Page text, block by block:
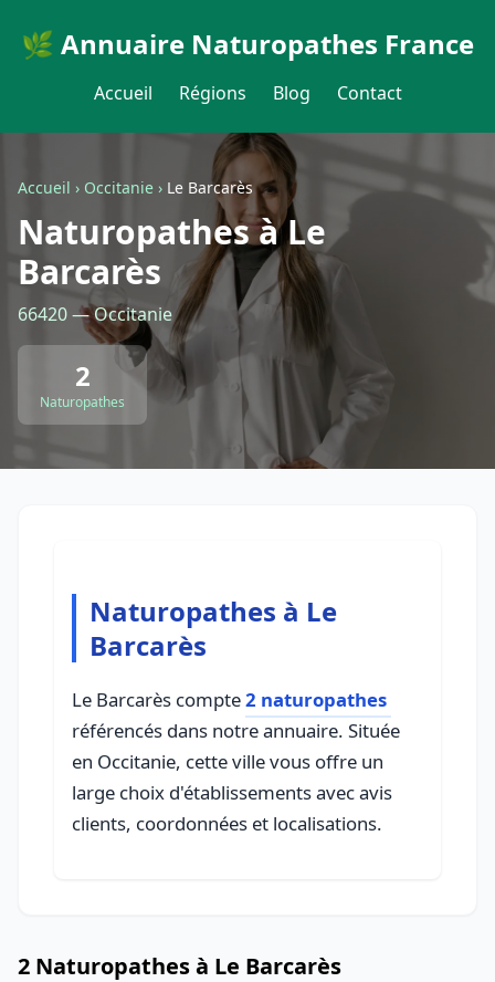
🌿 Annuaire Naturopathes France
Accueil Régions Blog Contact
Accueil › Occitanie › Le Barcarès
Naturopathes à Le
Barcarès
66420 — Occitanie
2
Naturopathes
Naturopathes à Le
Barcarès
Le Barcarès compte2 naturopathes
référencés dans notre annuaire. Située
en Occitanie, cette ville vous offre un
large choix d'établissements avec avis
clients, coordonnées et localisations.
2 Naturopathes à Le Barcarès